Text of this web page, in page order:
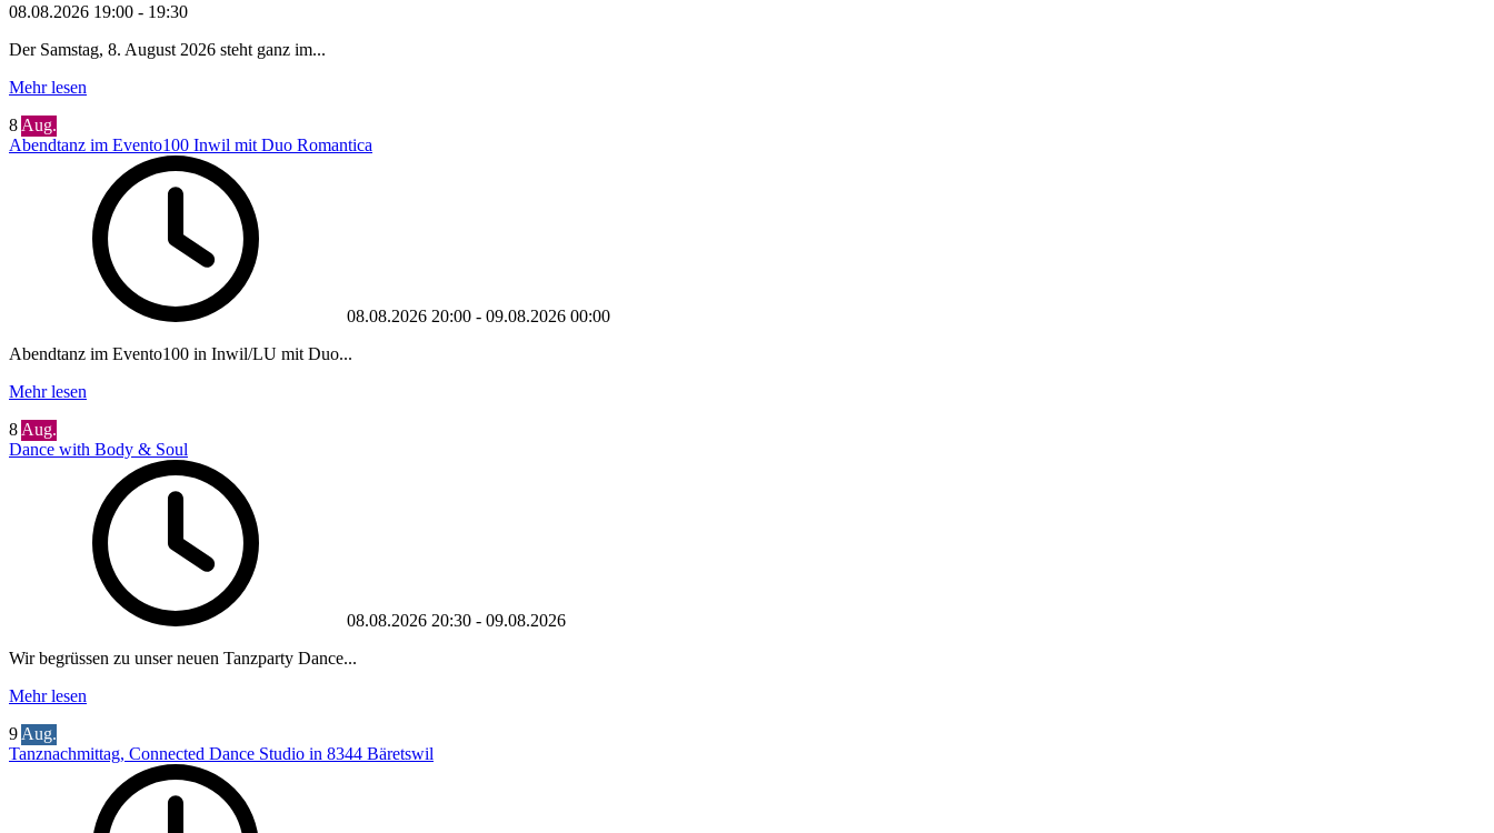
08.08.2026 19:00 - 19:30
Der Samstag, 8. August 2026 steht ganz im...
Mehr lesen
8 Aug.
Abendtanz im Evento100 Inwil mit Duo Romantica
08.08.2026 20:00 - 09.08.2026 00:00
Abendtanz im Evento100 in Inwil/LU mit Duo...
Mehr lesen
8 Aug.
Dance with Body & Soul
08.08.2026 20:30 - 09.08.2026
Wir begrüssen zu unser neuen Tanzparty Dance...
Mehr lesen
9 Aug.
Tanznachmittag, Connected Dance Studio in 8344 Bäretswil